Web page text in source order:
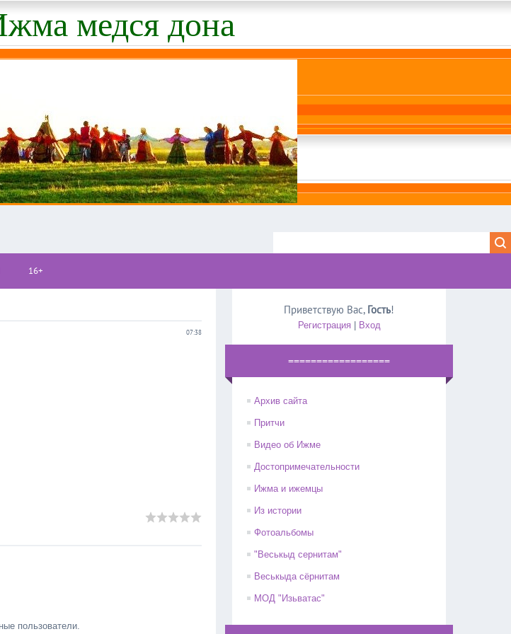
медся дона
16+
07:38
пользователи.
Приветствую Вас, Гость!
Регистрация| Вход
==================
Архив сайта
Притчи
Видео об Ижме
Достопримечательности
Ижма и ижемцы
Из истории
Фотоальбомы
"Веськыд сернитам"
Веськыда сёрнитам
МОД "Изьватас"